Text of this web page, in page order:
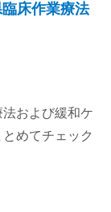
床作業療法
および緩和ケ
めてチェック